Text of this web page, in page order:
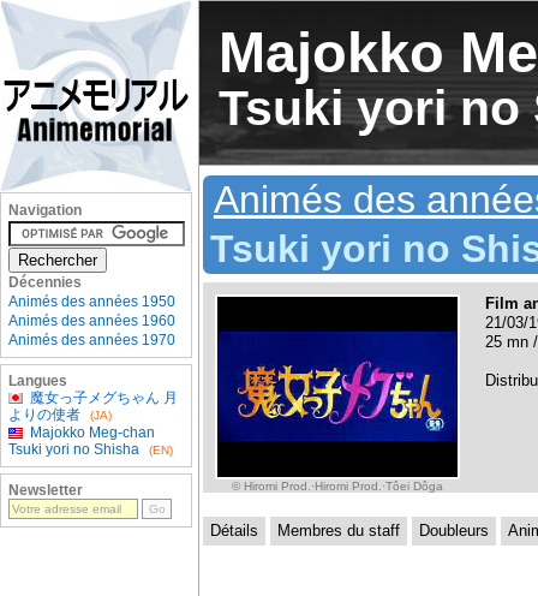
Majokko
Tsuki yori no
Animés des
Tsuki yori no
© Hiromi Prod.·Hiromi Prod.·Tôei Dôga
Film
21/03/
25 mn
Détails Membres du staff Doubleurs
Navigation
Décennies
Animés des années 1950
Animés des années 1960
Animés des années 1970
Langues
魔女っ子メグちゃん 月
よりの使者
(JA)
Majokko Meg-chan
Tsuki yori no Shisha
(EN)
Newsletter